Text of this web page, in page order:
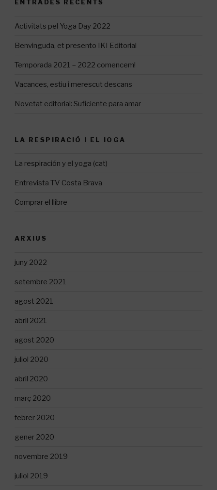
ENTRADES RECENTS
Activitats pel Yoga Day 2022
Benvinguda, et presento IKI Editorial
Temporada 2021 – 2022 comencem!
Vacances, estiu i merescut descans
Novetat editorial: Suficiente para amar
LA RESPIRACIÓ I EL IOGA
La respiración y el yoga (cat)
Entrevista TV Costa Brava
Comprar el llibre
ARXIUS
juny 2022
setembre 2021
agost 2021
abril 2021
agost 2020
juliol 2020
abril 2020
març 2020
febrer 2020
gener 2020
novembre 2019
juliol 2019